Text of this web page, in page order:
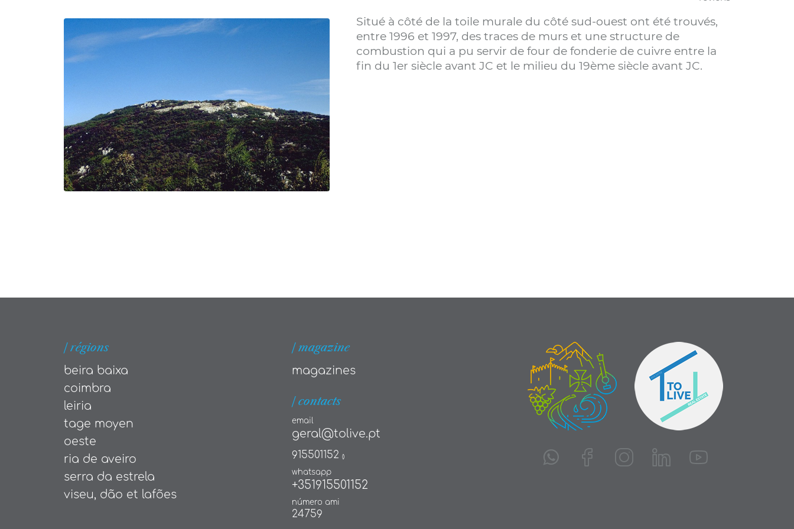
Situé à côté de la toile murale du côté sud-ouest ont été trouvés,
entre 1996 et 1997, des traces de murs et une structure de
combustion qui a pu servir de four de fonderie de cuivre entre la
fin du 1er siècle avant JC et le milieu du 19ème siècle avant JC.
| régions
beira baixa
coimbra
leiria
tage moyen
oeste
ria de aveiro
serra da estrela
viseu, dão et lafões
| magazine
magazines
| contacts
email
geral@tolive.pt
915501152 ()
whatsapp
+351915501152
número ami
24759